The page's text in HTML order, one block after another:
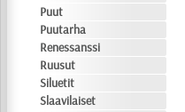
Puut
Puutarha
Renessanssi
Ruusut
Siluetit
Slaavilaiset